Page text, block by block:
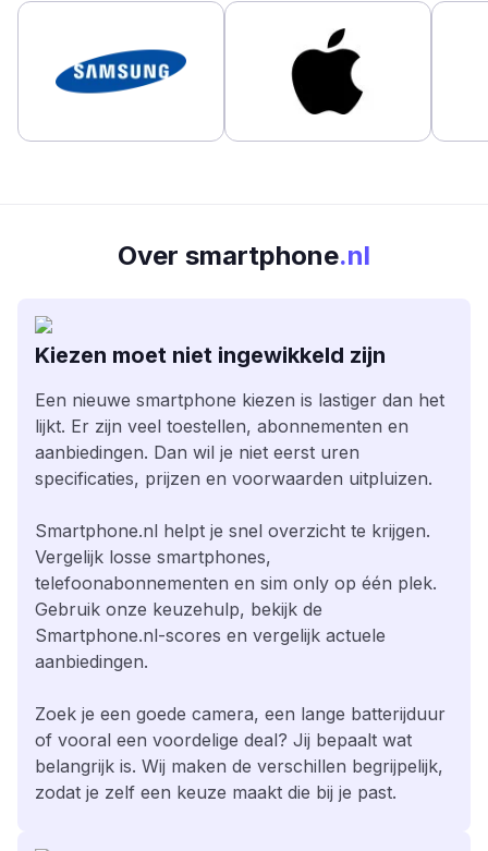
Over smartphone.nl
Kiezen moet niet ingewikkeld zijn
Een nieuwe smartphone kiezen is lastiger dan het
lijkt. Er zijn veel toestellen, abonnementen en
aanbiedingen. Dan wil je niet eerst uren
specificaties, prijzen en voorwaarden uitpluizen.
Smartphone.nl helpt je snel overzicht te krijgen.
Vergelijk losse smartphones,
telefoonabonnementen en sim only op één plek.
Gebruik onze keuzehulp, bekijk de
Smartphone.nl-scores en vergelijk actuele
aanbiedingen.
Zoek je een goede camera, een lange batterijduur
of vooral een voordelige deal? Jij bepaalt wat
belangrijk is. Wij maken de verschillen begrijpelijk,
zodat je zelf een keuze maakt die bij je past.